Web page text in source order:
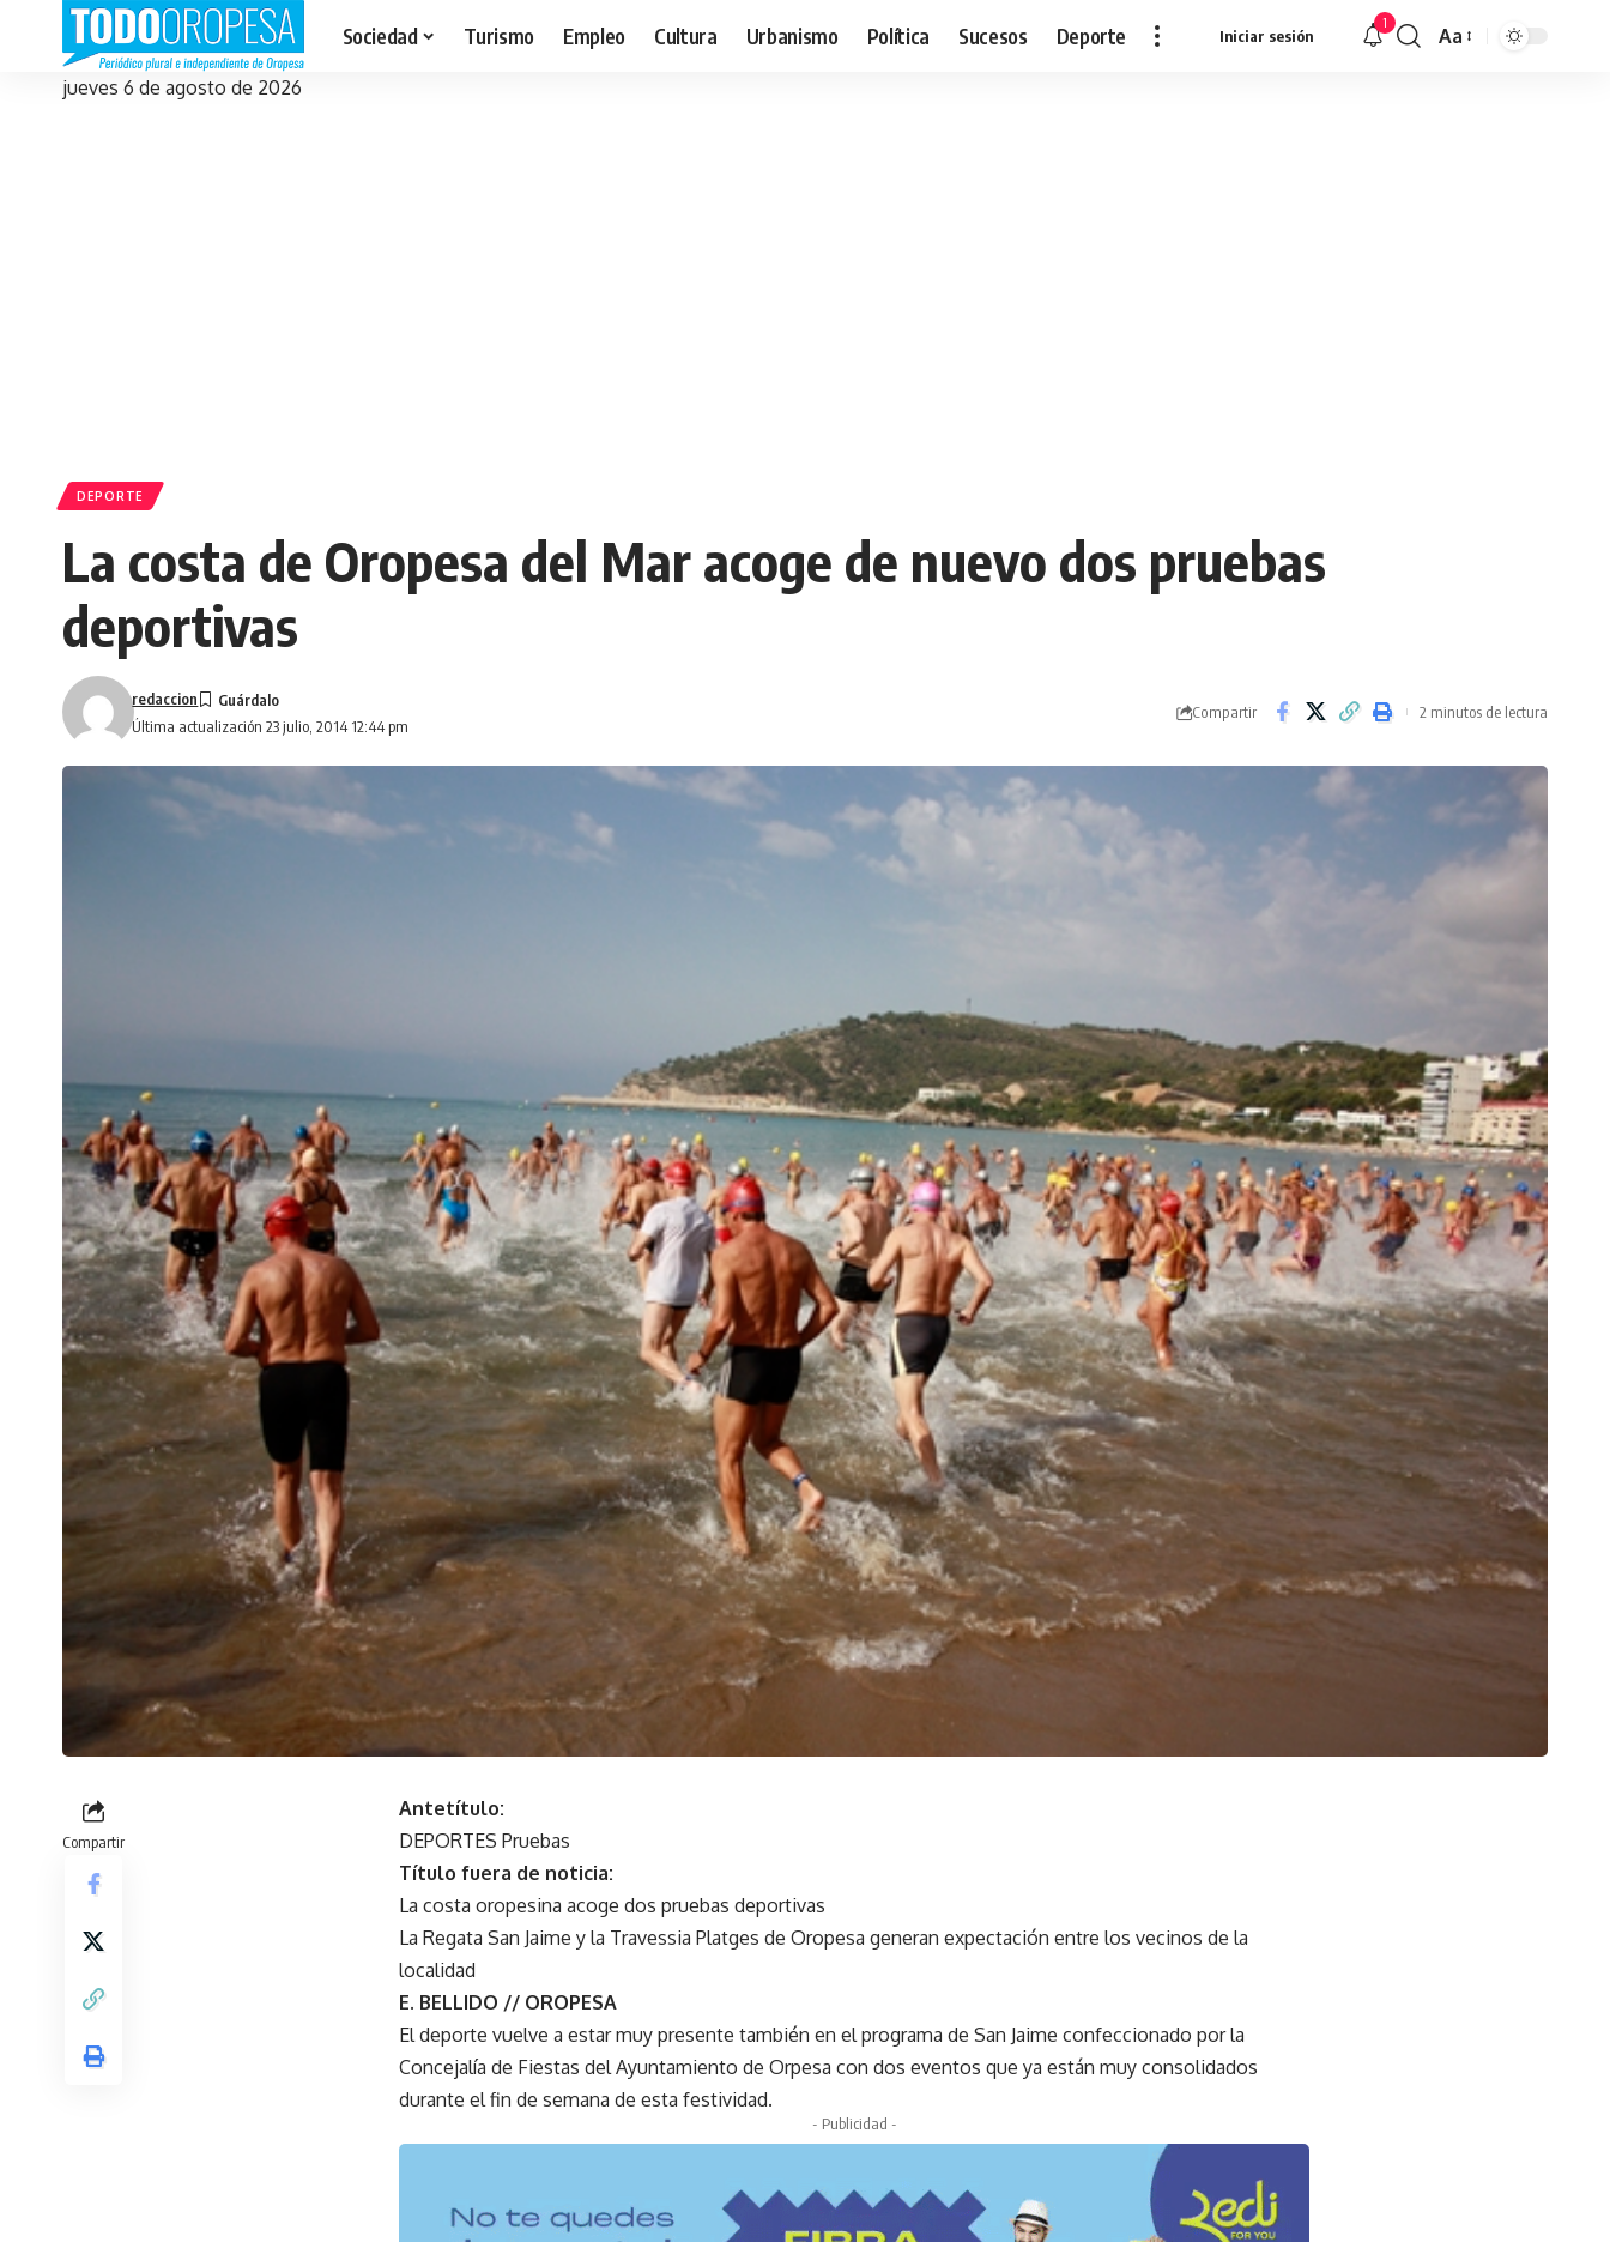
Sociedad Turismo Empleo Cultura Urbanismo Política Sucesos Deporte Iniciar sesión
1
Redimensionar
Aa
jueves 6 de agosto de 2026
DEPORTE
La costa de Oropesa del Mar acoge de nuevo dos pruebas
deportivas
Última actualización 23 julio, 2014 12:44 pm
redaccion
Compartir 2 minutos de lectura
Compartir
Antetítulo:
DEPORTES Pruebas
Título fuera de noticia:
La costa oropesina acoge dos pruebas deportivas
La Regata San Jaime y la Travessia Platges de Oropesa generan expectación entre los vecinos de la
localidad
E. BELLIDO // OROPESA
El deporte vuelve a estar muy presente también en el programa de San Jaime confeccionado por la
Concejalía de Fiestas del Ayuntamiento de Orpesa con dos eventos que ya están muy consolidados
durante el fin de semana de esta festividad.
- Publicidad -